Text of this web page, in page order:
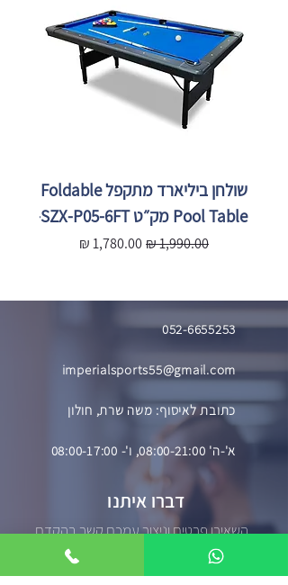
שולחן ביליארד מתקפל Foldable
Pool Table מק״ט SZX-P05-6FT
מחיר רגיל מחיר מבצע
P05-
052-6655253
imperialsports55@gmail.com
כתובת לאיסוף: משה שרת, חולון
א'-ה' 08:00-21:00, ו'- 08:00-17:00
דברו איתנו
השאירו פרטים וניצור עמכם קשר בהקדם